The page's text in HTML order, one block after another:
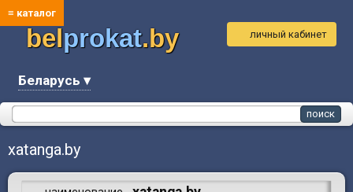
≡ каталог
belprokat.by
Беларусь ▾
личный кабинет
xatanga.by